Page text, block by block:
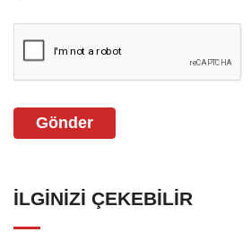
Gönder
İLGINIZI ÇEKEBILIR